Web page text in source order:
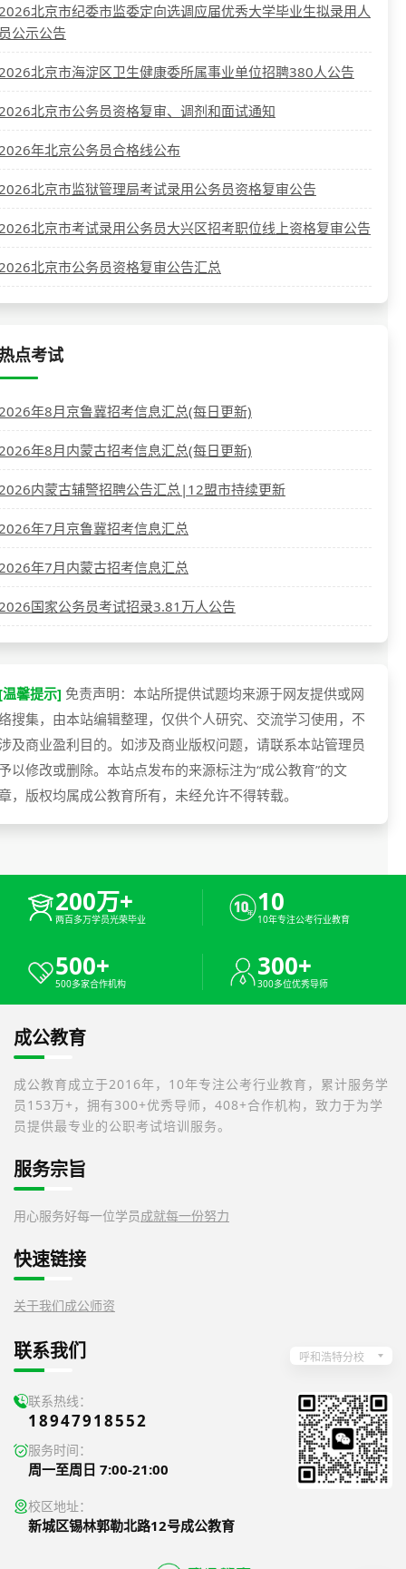
北京市纪委市监委定向选调应届优秀大学毕业生拟录用人
公示公告
北京市海淀区卫生健康委所属事业单位招聘380人公告
北京市公务员资格复审、调剂和面试通知
年北京公务员合格线公布
北京市监狱管理局考试录用公务员资格复审公告
北京市考试录用公务员大兴区招考职位线上资格复审公告
北京市公务员资格复审公告汇总
点考试
年8月京鲁冀招考信息汇总(每日更新)
年8月内蒙古招考信息汇总(每日更新)
内蒙古辅警招聘公告汇总|12盟市持续更新
年7月京鲁冀招考信息汇总
年7月内蒙古招考信息汇总
国家公务员考试招录3.81万人公告
馨提示] 免责声明：本站所提供试题均来源于网友提供或网
搜集，由本站编辑整理，仅供个人研究、交流学习使用，不
及商业盈利目的。如涉及商业版权问题，请联系本站管理员
以修改或删除。本站点发布的来源标注为“成公教育”的文
，版权均属成公教育所有，未经允许不得转载。
200万+
两百多万学员光荣毕业
10
10年专注公考行业教育
500+
500多家合作机构
300+
300多位优秀导师
成公教育
成公教育成立于2016年，10年专注公考行业教育，累计服务学
员153万+，拥有300+优秀导师，408+合作机构，致力于为学
员提供最专业的公职考试培训服务。
服务宗旨
用心服务好每一位学员成就每一份努力
快速链接
关于我们成公师资
联系我们 呼和浩特分校
联系热线：
18947918552
服务时间：
周一至周日 7:00-21:00
校区地址：
新城区锡林郭勒北路12号成公教育